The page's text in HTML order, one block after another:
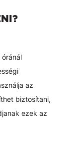
óránál
az
biztosítani,
ezek az